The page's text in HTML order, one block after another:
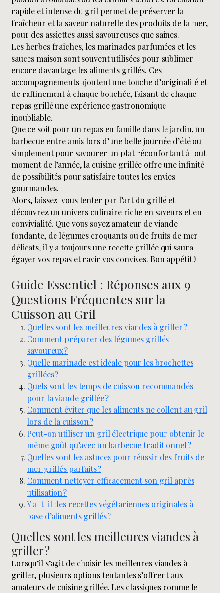
rapide et intense du gril permet de préserver la
fraîcheur et la saveur naturelle des produits de la mer,
pour des assiettes aussi savoureuses que saines.
Les herbes fraîches, les marinades parfumées et les
sauces maison sont souvent utilisées pour sublimer
encore davantage les aliments grillés. Ces
accompagnements ajoutent une touche d’originalité et
de raffinement à chaque bouchée, faisant de chaque
repas grillé une expérience gastronomique
inoubliable.
Que ce soit pour un repas en famille dans le jardin, un
barbecue entre amis lors d’une belle journée d’été ou
simplement pour savourer un plat réconfortant à tout
moment de l’année, la cuisine grillée offre une infinité
de possibilités pour satisfaire toutes les envies
gourmandes.
Alors, laissez-vous tenter par l’art du grillé et
découvrez un univers culinaire riche en saveurs et en
convivialité. Que vous soyez amateur de viande
fondante, de légumes croquants ou de fruits de mer
délicats, il y a toujours une recette grillée qui saura
égayer vos repas et ravir vos convives. Bon appétit !
Guide Essentiel : Réponses aux 9
Questions Fréquentes sur la
Cuisson au Gril
Quelles sont les meilleures viandes à griller ?
Comment préparer des légumes grillés
savoureux ?
Quelle marinade est idéale pour les brochettes
grillées ?
Quels sont les temps de cuisson recommandés
pour la viande grillée ?
Comment éviter que les aliments ne collent au gril
lors de la cuisson ?
Peut-on utiliser un gril électrique pour obtenir le
même goût qu’avec un barbecue traditionnel ?
Quelles sont les astuces pour réussir des fruits de
mer grillés parfaits ?
Comment nettoyer efficacement son gril après
utilisation ?
Y a-t-il des recettes végétariennes originales à
base d’aliments grillés ?
Quelles sont les meilleures viandes à
griller ?
Lorsqu’il s’agit de choisir les meilleures viandes à
griller, plusieurs options tentantes s’offrent aux
amateurs de cuisine grillée. Les classiques comme le